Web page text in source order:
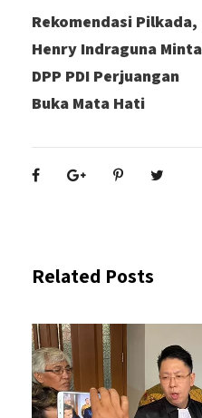
Rekomendasi Pilkada,
Henry Indraguna Minta
DPP PDI Perjuangan
Buka Mata Hati
Related Posts